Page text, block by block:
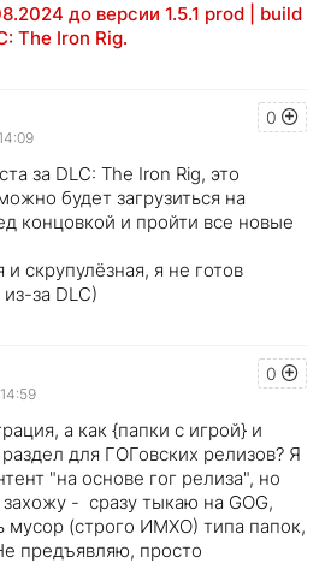
до версии 1.5.1 prod | build
The Iron Rig.
0
за DLC: The Iron Rig, это
будет загрузиться на
концовкой и пройти все новые
и скрупулёзная, я не готов
за DLC)
0
а как {папки с игрой} и
для ГОГовских релизов? Я
"на основе гог релиза", но
- сразу тыкаю на GOG,
мусор (строго ИМХО) типа папок,
предъявляю, просто